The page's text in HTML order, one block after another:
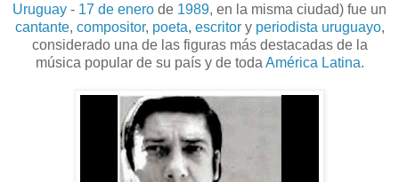
Uruguay - 17 de enero de 1989, en la misma ciudad) fue un
cantante, compositor, poeta, escritory periodista uruguayo,
considerado una de las figuras más destacadas de la
música popular de su país y de toda América Latina.